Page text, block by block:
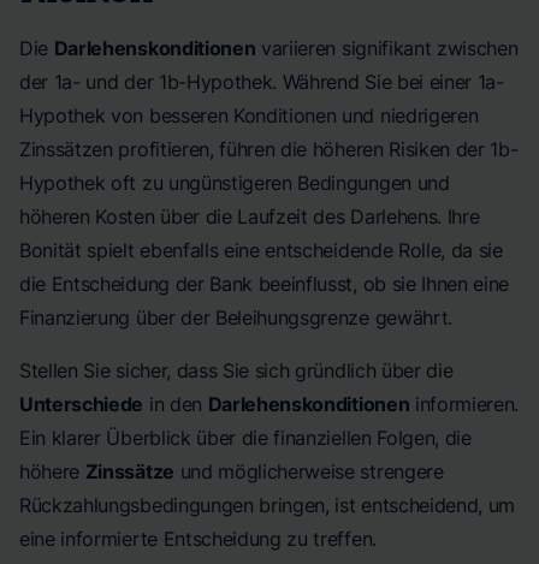
Die Darlehenskonditionen variieren signifikant zwischen
der 1a- und der 1b-Hypothek. Während Sie bei einer 1a-
Hypothek von besseren Konditionen und niedrigeren
Zinssätzen profitieren, führen die höheren Risiken der 1b-
Hypothek oft zu ungünstigeren Bedingungen und
höheren Kosten über die Laufzeit des Darlehens. Ihre
Bonität spielt ebenfalls eine entscheidende Rolle, da sie
die Entscheidung der Bank beeinflusst, ob sie Ihnen eine
Finanzierung über der Beleihungsgrenze gewährt.
Stellen Sie sicher, dass Sie sich gründlich über die
Unterschiede in den Darlehenskonditionen informieren.
Ein klarer Überblick über die finanziellen Folgen, die
höhere Zinssätze und möglicherweise strengere
Rückzahlungsbedingungen bringen, ist entscheidend, um
eine informierte Entscheidung zu treffen.